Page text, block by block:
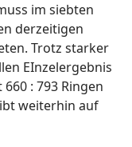
im siebten
derzeitigen
Trotz starker
EInzelergebnis
: 793 Ringen
weiterhin auf